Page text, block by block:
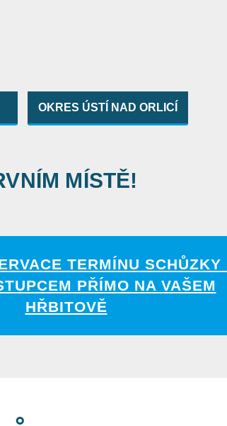
OKRES ÚSTÍ NAD ORLICÍ
MÍSTĚ!
TERMÍNU SCHŮZKY
PŘÍMO NA VAŠEM
HŘBITOVĚ